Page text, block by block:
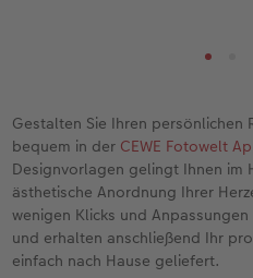
Gestalten Sie Ihren persönlichen
bequem in der CEWE Fotowelt
Designvorlagen gelingt Ihnen im
ästhetische Anordnung Ihrer
wenigen Klicks und
und erhalten anschließend Ihr
einfach nach Hause geliefert.